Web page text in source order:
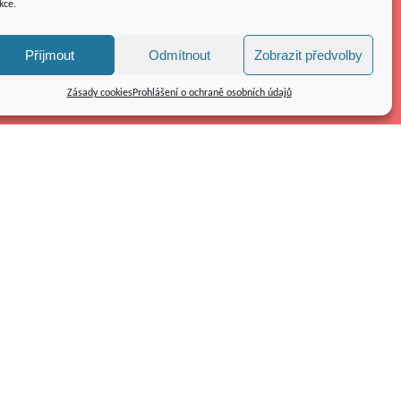
Příjmout Odmítnout Zobrazit předvolby
Zásady cookiesProhlášení o ochraně osobních údajů